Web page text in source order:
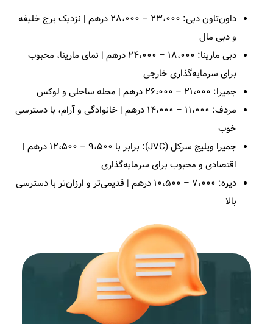
داون‌تاون دبی: ۲۳،۰۰۰ – ۲۸،۰۰۰ درهم | نزدیک برج خلیفه
و دبی مال
دبی مارینا: ۱۸،۰۰۰ – ۲۴،۰۰۰ درهم | نمای مارینا، محبوب
برای سرمایه‌گذاری خارجی
جمیرا: ۲۱،۰۰۰ – ۲۶،۰۰۰ درهم | محله ساحلی و لوکس
مردف: ۱۱،۰۰۰ – ۱۴،۰۰۰ درهم | خانوادگی و آرام، با دسترسی
خوب
جمیرا ویلیج سرکل (JVC): برابر با ۹،۵۰۰ – ۱۲،۵۰۰ درهم |
اقتصادی و محبوب برای سرمایه‌گذاری
دیره: ۷،۰۰۰ – ۱۰،۵۰۰ درهم | قدیمی‌تر و ارزان‌تر با دسترسی
بالا